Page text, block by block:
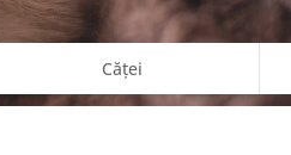
Căței